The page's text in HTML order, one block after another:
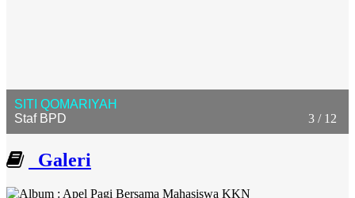
3 / 12
SITI QOMARIYAH
Staf BPD
Galeri